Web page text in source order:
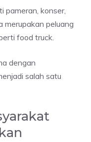
konser,
merupakan peluang
food truck.
dengan
salah satu